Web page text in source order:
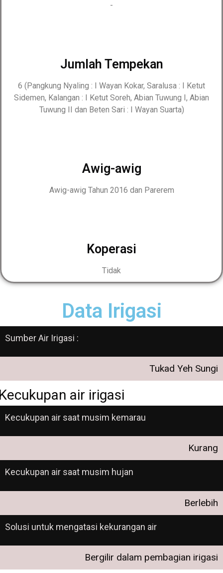
-
Jumlah Tempekan
6 (Pangkung Nyaling : I Wayan Kokar, Saralusa : I Ketut
Sidemen, Kalangan : I Ketut Soreh, Abian Tuwung I, Abian
Tuwung II dan Beten Sari : I Wayan Suarta)
Awig-awig
Awig-awig Tahun 2016 dan Parerem
Koperasi
Tidak
Data Irigasi
Sumber Air Irigasi :
Tukad Yeh Sungi
air irigasi
Kecukupan air saat musim kemarau
Kurang
Kecukupan air saat musim hujan
Berlebih
Solusi untuk mengatasi kekurangan air
Bergilir dalam pembagian irigasi